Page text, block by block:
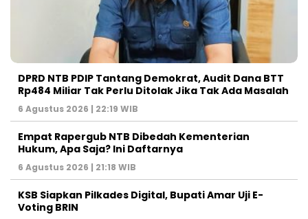
DPRD NTB PDIP Tantang Demokrat, Audit Dana BTT
Rp484 Miliar Tak Perlu Ditolak Jika Tak Ada Masalah
6 Agustus 2026 | 22:19 WIB
Empat Rapergub NTB Dibedah Kementerian
Hukum, Apa Saja? Ini Daftarnya
6 Agustus 2026 | 21:18 WIB
KSB Siapkan Pilkades Digital, Bupati Amar Uji E-
Voting BRIN